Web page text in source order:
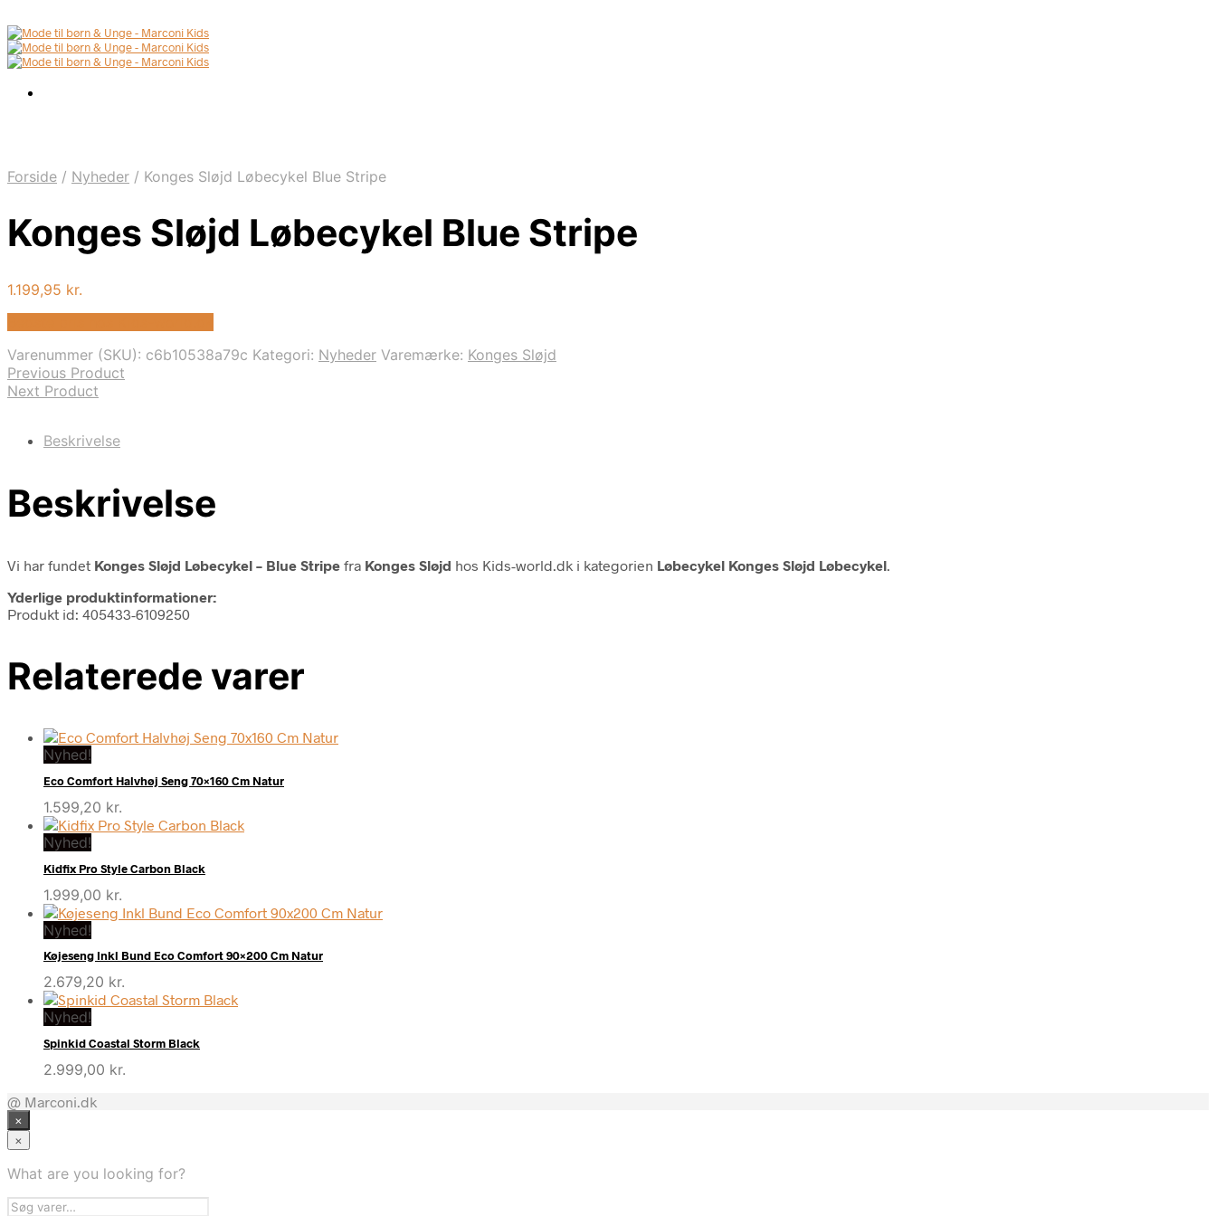
Forside / Nyheder / Konges Sløjd Løbecykel Blue Stripe
Konges Sløjd Løbecykel Blue Stripe
1.199,95 kr.
Varenummer (SKU): c6b10538a79c Kategori: Nyheder Varemærke: Konges Sløjd
Previous Product
Next Product
Beskrivelse
Beskrivelse
Vi har fundet Konges Sløjd Løbecykel – Blue Stripe fra Konges Sløjd hos Kids-world.dk i kategorien Løbecykel Konges Sløjd Løbecykel
Yderlige produktinformationer:
Produkt id: 405433-6109250
Relaterede varer
Nyhed!
Eco Comfort Halvhøj Seng 70×160 Cm Natur
1.599,20 kr.
Nyhed!
Kidfix Pro Style Carbon Black
1.999,00 kr.
Nyhed!
Køjeseng Inkl Bund Eco Comfort 90×200 Cm Natur
2.679,20 kr.
Nyhed!
Spinkid Coastal Storm Black
2.999,00 kr.
@ Marconi.dk
×
×
What are you looking for?